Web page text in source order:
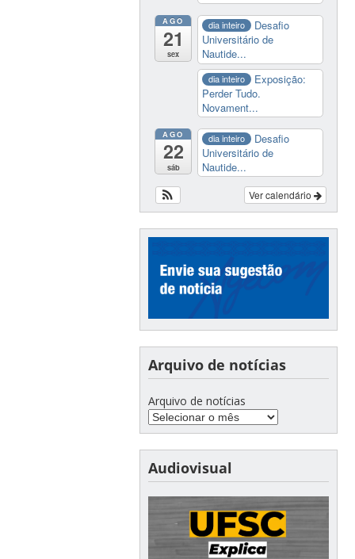
AGO
21
sex
dia inteiro
Desafio
Universitário de
Nautide...
dia inteiro
Exposição:
Perder Tudo.
Novament...
AGO
22
sáb
dia inteiro
Desafio
Universitário de
Nautide...
Ver calendário
Arquivo de notícias
Arquivo de notícias
Audiovisual